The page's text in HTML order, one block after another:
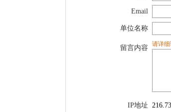
Email
单位名称
留言内容 请详细
IP地址